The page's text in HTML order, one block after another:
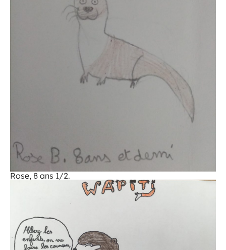
Rose, 8 ans 1/2.